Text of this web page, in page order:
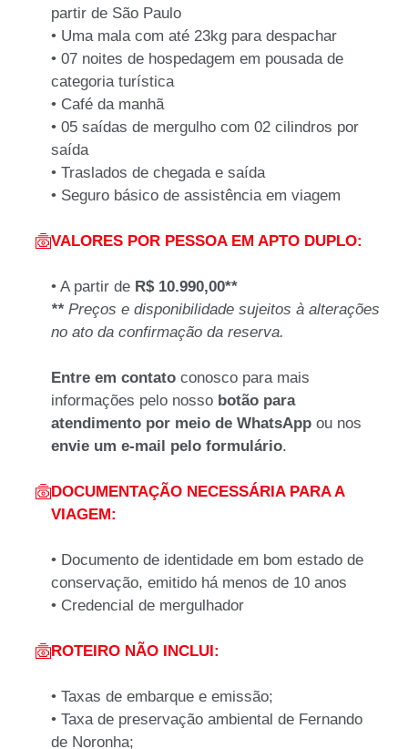
partir de São Paulo
•Uma mala com até 23kg para despachar
•07 noites de hospedagem em pousada de
categoria turística
• Café da manhã
•05 saídas de mergulho com 02 cilindros por
saída
• Traslados de chegada e saída
•Seguro básico de assistência em viagem
VALORES POR PESSOA EM APTO DUPLO:
• A partir deR$ 10.990,00**
**Preços e disponibilidade sujeitos à alterações
no ato da confirmação da reserva.
Entre em contatoconosco para mais
informações pelo nosso botão para
atendimento por meio de WhatsAppou nos
envie um e-mail pelo formulário.
DOCUMENTAÇÃO NECESSÁRIA PARA A
VIAGEM:
• Documento de identidade em bom estado de
conservação, emitido há menos de 10 anos
• Credencial de mergulhador
ROTEIRO NÃO INCLUI:
• Taxas de embarque e emissão;
• Taxa de preservação ambiental de Fernando
de Noronha;